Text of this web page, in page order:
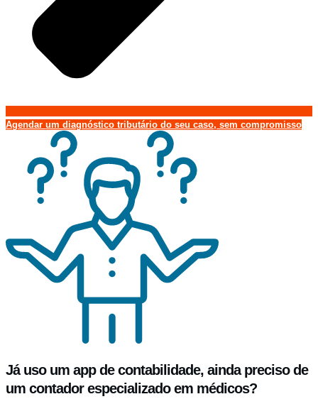
Agendar um diagnóstico tributário do seu caso, sem compromisso
Já uso um app de contabilidade, ainda preciso de
um contador especializado em médicos?